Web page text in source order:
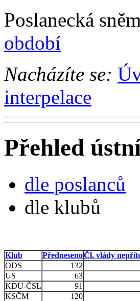
Poslanecká
období
Nacházíte se:
interpelace
Přehled
dle poslanců
dle klubů
Klub PřednesenoČl. vlády
ODS
132
US
63
KDU-ČSL
91
KSČM
120